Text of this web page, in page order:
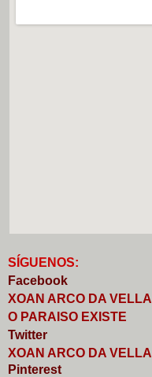
S GUENOS:
Facebook
XOAN ARCO DA VELLA
O PARAISO EXISTE
Twitter
XOAN ARCO DA VELLA
Pinterest